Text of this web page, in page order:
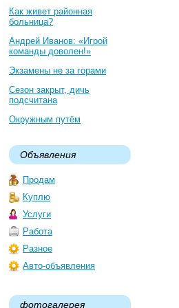
Как живет районная
больница?
Андрей Иванов: «Игрой
команды доволен!»
Экзамены не за горами
Сезон закрыт, дичь
подсчитана
Окружным путём
Объявления
Продам
Куплю
Услуги
Работа
Разное
Авто-объявления
фотогалерея